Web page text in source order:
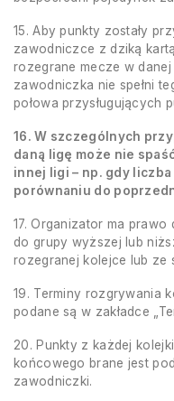
15. Aby punkty zostały
zawodniczce z dziką
rozegrane mecze w
zawodniczka nie spełni
połowa przysługujących
16. W szczególnych
daną ligę może nie
innej ligi – np. gdy
porównaniu do
17. Organizator ma
do grupy wyższej lub
rozegranej kolejce lub ze
19. Terminy rozgrywania
podane są w zakładce
20. Punkty z każdej
końcowego brane jest
zawodniczki.